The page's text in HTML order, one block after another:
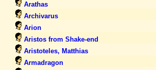
Arathas
Archivarus
Arion
Aristos from Shake-end
Aristoteles, Matthias
Armadragon